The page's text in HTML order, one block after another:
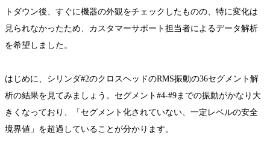
トダウン後、すぐに機器の外観をチェックしたものの、特に変化は
見られなかったため、カスタマーサポート担当者によるデータ解析
を希望しました。
はじめに、シリンダ#2のクロスヘッドのRMS振動の36セグメント解
析の結果を見てみましょう。セグメント#4-#9までの振動がかなり大
きくなっており、「セグメント化されていない、一定レベルの安全
境界値」を超過していることが分かります。